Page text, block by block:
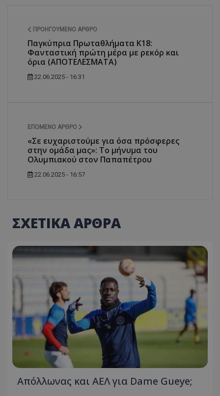
ΠΡΟΗΓΟΎΜΕΝΟ ΆΡΘΡΟ
Παγκύπρια Πρωταθλήματα Κ18:
Φανταστική πρώτη μέρα με ρεκόρ και
όρια (ΑΠΟΤΕΛΕΣΜΑΤΑ)
22.06.2025 - 16:31
ΕΠΌΜΕΝΟ ΆΡΘΡΟ
«Σε ευχαριστούμε για όσα πρόσφερες
στην ομάδα μας»: Το μήνυμα του
Ολυμπιακού στον Παπαπέτρου
22.06.2025 - 16:57
ΣΧΕΤΙΚΑ ΑΡΘΡΑ
Απόλλωνας και ΑΕΛ για Dame Gueye;